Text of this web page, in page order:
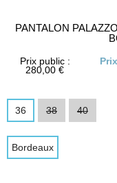
PANTALON
Prix public :
280,00 €
36 38 40
Bordeaux